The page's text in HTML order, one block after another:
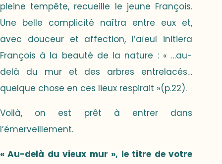
pleine tempête, recueille le jeune François.
Une belle complicité naîtra entre eux et,
avec douceur et affection, l’aïeul initiera
François à la beauté de la nature : « …au-
delà du mur et des arbres entrelacés…
quelque chose en ces lieux respirait »(p.22).
Voilà, on est prêt à entrer dans
l’émerveillement.
« Au-delà du vieux mur », le titre de votre